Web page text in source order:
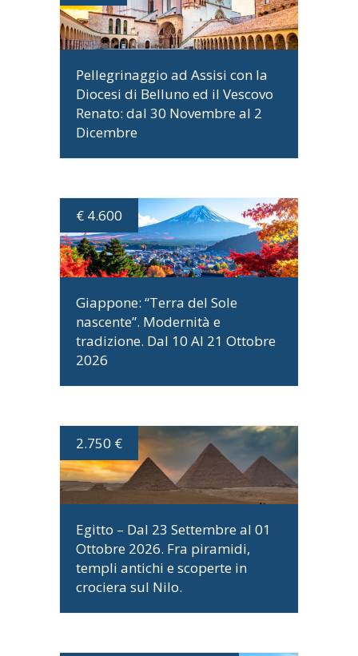
DATE E PROGRAMMA
Pellegrinaggio ad Assisi con la
Diocesi di Belluno ed il Vescovo
Renato: dal 30 Novembre al 2
Dicembre
€ 4.600
DATE E PROGRAMMA
Giappone: “Terra del Sole
nascente”. Modernità e
tradizione. Dal 10 Al 21 Ottobre
2026
2.750 €
DATE E PROGRAMMA
Egitto – Dal 23 Settembre al 01
Ottobre 2026. Fra piramidi,
templi antichi e scoperte in
crociera sul Nilo.